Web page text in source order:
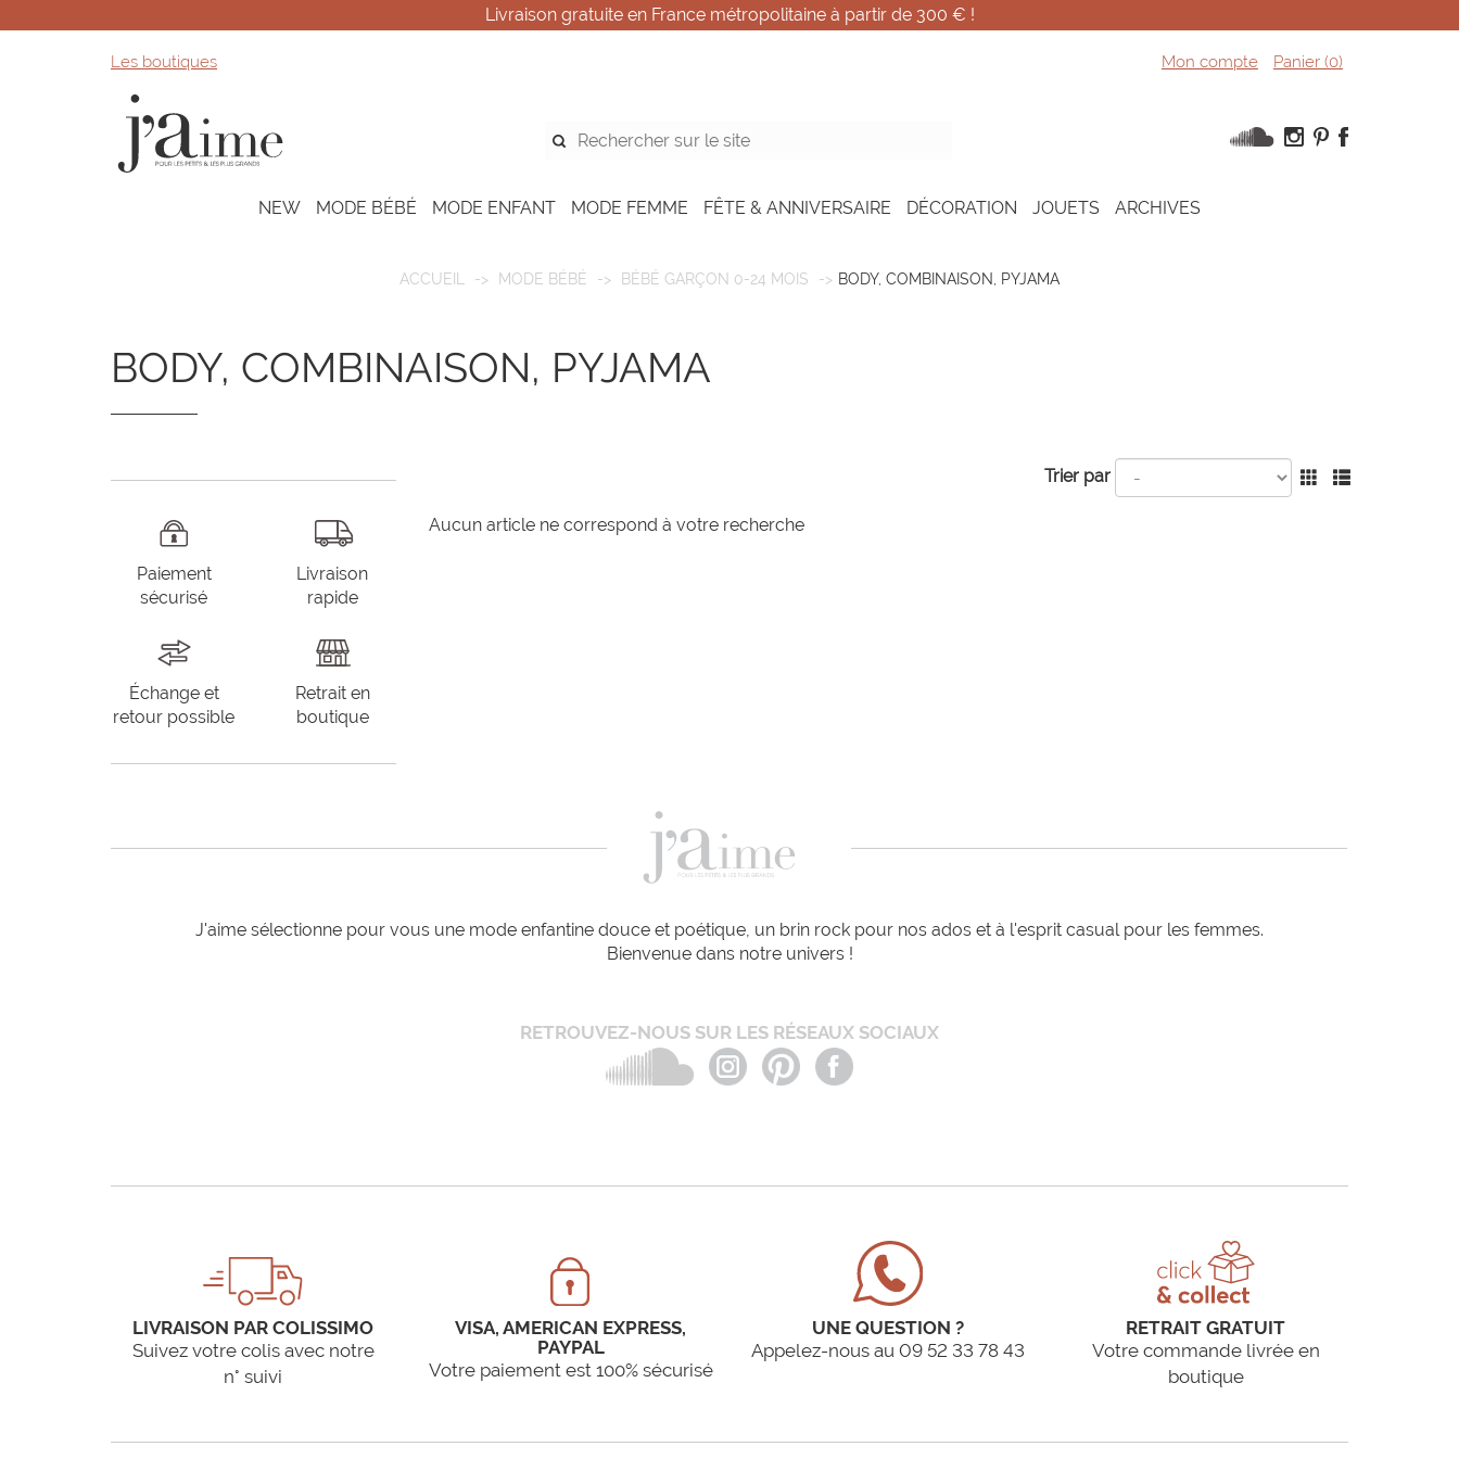
Livraison gratuite en France métropolitaine à partir de 300 € !
Les boutiques Mon compte Panier (0)
NEW MODE BÉBÉ MODE ENFANT MODE FEMME FÊTE & ANNIVERSAIRE DÉCORATION JOUETS ARCHIVES
ACCUEIL MODE BÉBÉ BÉBÉ GARÇON 0-24 MOIS BODY, COMBINAISON, PYJAMA
BODY, COMBINAISON, PYJAMA
Paiement
sécurisé
Livraison
rapide
Échange et
retour possible
Retrait en
boutique
Trier par
Aucun article ne correspond à votre recherche
J'aime sélectionne pour vous une mode enfantine douce et poétique, un brin rock pour nos ados et à l'esprit casual pour les femmes.
Bienvenue dans notre univers !
RETROUVEZ-NOUS SUR LES RÉSEAUX SOCIAUX
LIVRAISON PAR COLISSIMO
Suivez votre colis avec notre
n° suivi
VISA, AMERICAN EXPRESS,
PAYPAL
Votre paiement est 100% sécurisé
UNE QUESTION ?
Appelez-nous au 09 52 33 78 43
RETRAIT GRATUIT
Votre commande livrée en
boutique